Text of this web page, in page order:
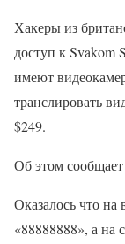
Хакеры из
доступ к Svakom
имеют
транслировать
$249.
Об этом
Оказалось что на
«88888888», а на